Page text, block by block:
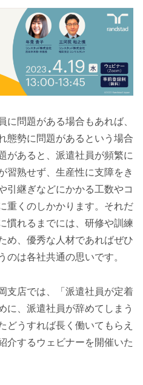
に問題がある場合もあれば、
態勢に問題があるという場合
があると、派遣社員が頻繁に
習熟せず、生産性に支障をき
引継ぎなどにかかる工数やコ
重くのしかかります。それだ
慣れるまでには、研修や訓練
め、優秀な人材であればぜひ
のは各社共通の思いです。
支店では、「派遣社員が定着
に、派遣社員が辞めてしまう
どうすれば長く働いてもらえ
介するウェビナーを開催いた